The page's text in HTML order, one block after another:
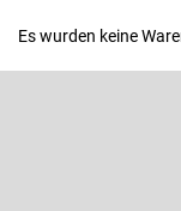
Es wurden keine